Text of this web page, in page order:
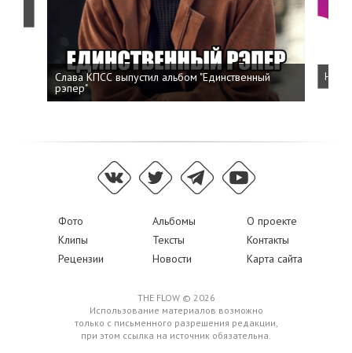
Слава КПСС выпустил альбом "Единственный
рэпер"
Фото Альбомы
О проекте
Клипы
Тексты
Контакты
Рецензии
Новости Карта сайта
THE FLOW © 2026
Использование материалов возможно
только с письменного разрешения редакции,
при этом ссылка на источник обязательна.